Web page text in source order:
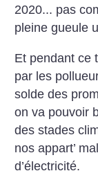
2020... pas
pleine gueule
Et pendant ce
par les
solde des
on va pouvoir
des stades
nos appart’
d’électricité.